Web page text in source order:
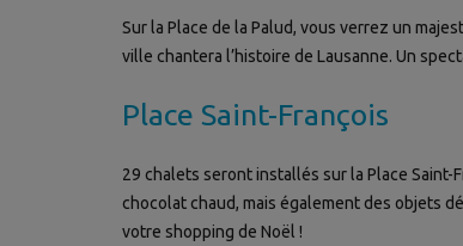
Sur la Place de la Palud, vous verrez un
ville chantera l’histoire de Lausanne. Un
Place Saint-François
29 chalets seront installés sur la Place
chocolat chaud, mais également des objets
votre shopping de Noël !